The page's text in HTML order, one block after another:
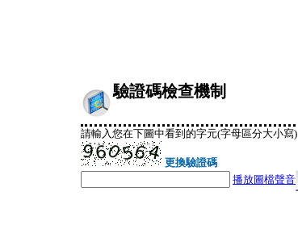
驗證碼檢查機制
請輸入您在下圖中看到的字元(字母區分大小寫)
更換驗證碼
播放圖檔聲音